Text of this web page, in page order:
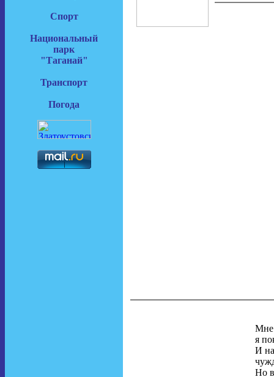
Спорт
Национальный
парк
"Таганай"
Транспорт
Погода
Мне
я
И
Но